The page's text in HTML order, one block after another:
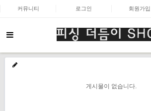
커뮤니티 로그인 회원가입
게시물이 없습니다.